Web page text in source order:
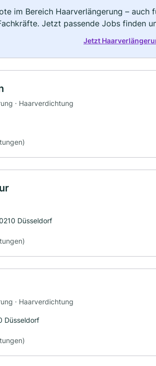
im Bereich Haarverlängerung – auch
Jetzt passende Jobs finden
Jetzt
· Haarverdichtung
Düsseldorf
· Haarverdichtung
Düsseldorf